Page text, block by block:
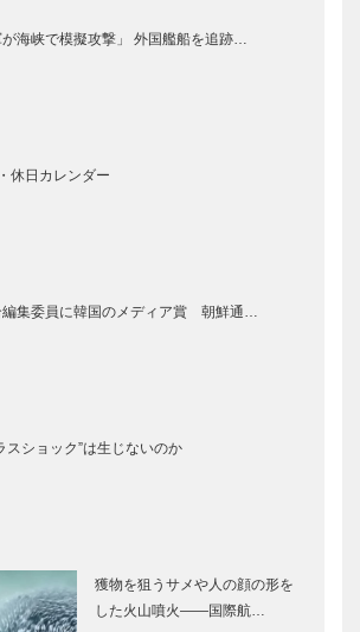
海峡で模擬攻撃」 外国艦船を追跡…
休日カレンダー
編集委員に韓国のメディア賞 朝鮮通…
スショック”は生じないのか
獲物を狙うサメや人の顔の形を
した火山噴火――国際航…